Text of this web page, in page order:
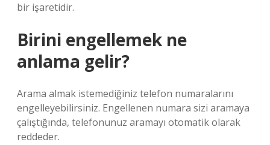
bir işaretidir.
Birini engellemek ne
anlama gelir?
Arama almak istemediğiniz telefon numaralarını
engelleyebilirsiniz. Engellenen numara sizi aramaya
çalıştığında, telefonunuz aramayı otomatik olarak
reddeder.